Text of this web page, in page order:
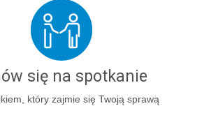
się na spotkanie
który zajmie się Twoją sprawą